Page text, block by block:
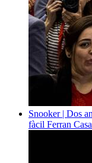
Snooker | Dos
fàcil Ferran